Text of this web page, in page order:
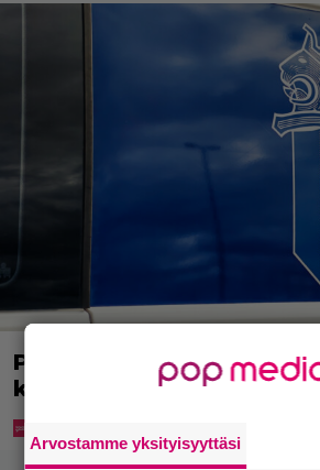
Poliisi kuljetti miestä
kuoli
Arvostamme yksityisyyttäsi